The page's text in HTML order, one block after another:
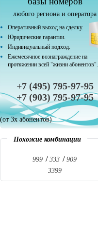
любого региона и оператора
Оперативный выход на сделку.
Юридические гарантии.
Индивидуальный подход.
Ежемесячное вознаграждение на
протяжении всей "жизни абонентов".
+7 (495) 795-97-95
+7 (903) 795-97-95
(от 3х абонентов)
Похожие комбинации
999 333
909
3399